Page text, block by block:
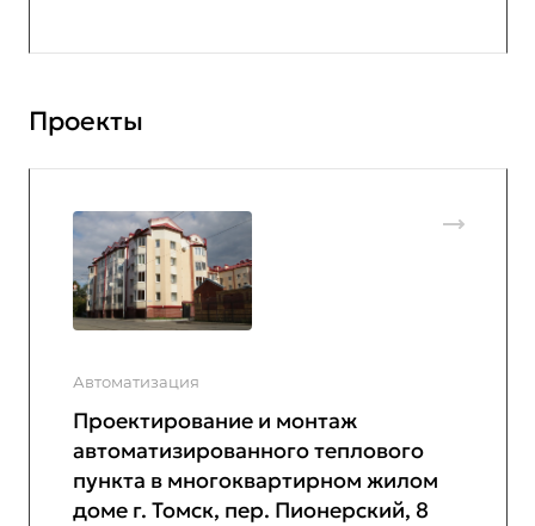
Проекты
Автоматизация
Проектирование и монтаж
автоматизированного теплового
пункта в многоквартирном жилом
доме г. Томск, пер. Пионерский, 8